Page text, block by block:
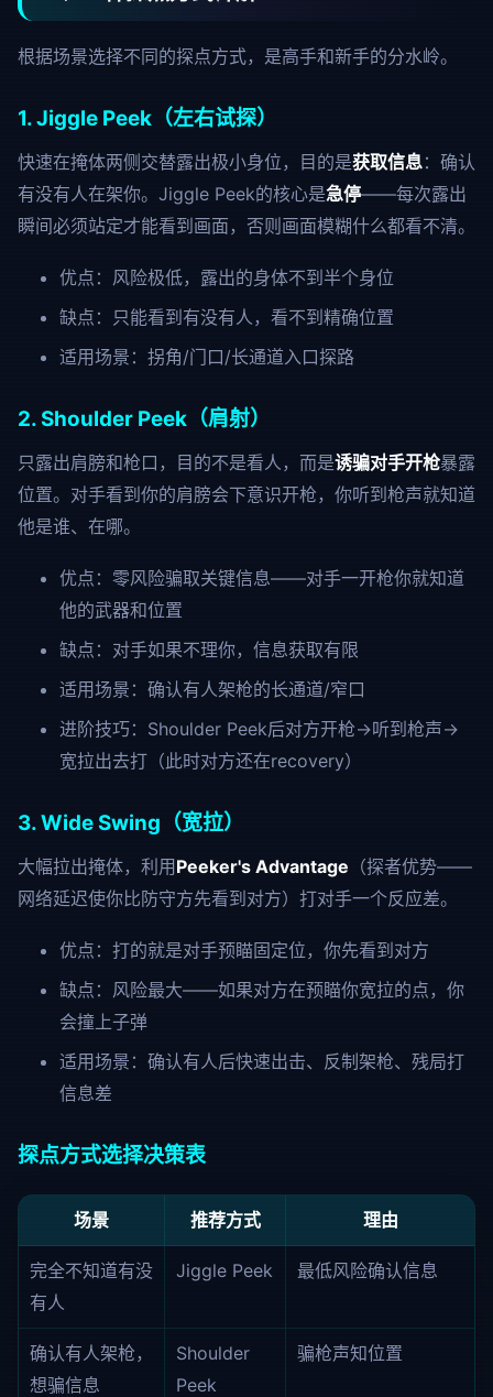
根据场景选择不同的探点方式，是高手和新手的分水岭。
1. Jiggle Peek（左右试探）
快速在掩体两侧交替露出极小身位，目的是获取信息：确认
有没有人在架你。Jiggle Peek的核心是急停——每次露出
瞬间必须站定才能看到画面，否则画面模糊什么都看不清。
优点：风险极低，露出的身体不到半个身位
缺点：只能看到有没有人，看不到精确位置
适用场景：拐角/门口/长通道入口探路
2. Shoulder Peek（肩射）
只露出肩膀和枪口，目的不是看人，而是诱骗对手开枪暴露
位置。对手看到你的肩膀会下意识开枪，你听到枪声就知道
他是谁、在哪。
优点：零风险骗取关键信息——对手一开枪你就知道
他的武器和位置
缺点：对手如果不理你，信息获取有限
适用场景：确认有人架枪的长通道/窄口
进阶技巧：Shoulder Peek后对方开枪→听到枪声→
宽拉出去打（此时对方还在recovery）
3. Wide Swing（宽拉）
大幅拉出掩体，利用 Peeker's Advantage （探者优势——
网络延迟使你比防守方先看到对方）打对手一个反应差。
优点：打的就是对手预瞄固定位，你先看到对方
缺点：风险最大——如果对方在预瞄你宽拉的点，你
会撞上子弹
适用场景：确认有人后快速出击、反制架枪、残局打
信息差
探点方式选择决策表
场景 推荐方式 理由
完全不知道有没
有人
Jiggle Peek 最低风险确认信息
确认有人架枪，
想骗信息
Shoulder
Peek
骗枪声知位置